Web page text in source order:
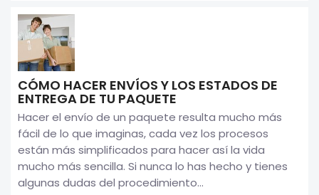
CÓMO HACER ENVÍOS Y LOS ESTADOS DE
ENTREGA DE TU PAQUETE
Hacer el envío de un paquete resulta mucho más
fácil de lo que imaginas, cada vez los procesos
están más simplificados para hacer así la vida
mucho más sencilla. Si nunca lo has hecho y tienes
algunas dudas del procedimiento...